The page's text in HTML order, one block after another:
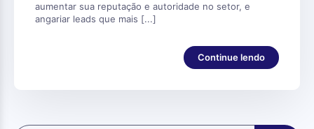
aumentar sua reputação e autoridade no setor, e
angariar leads que mais [...]
Continue lendo